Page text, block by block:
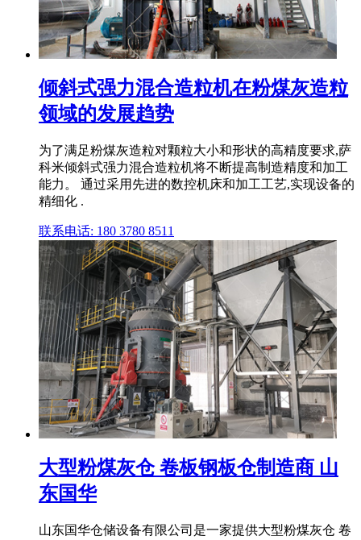
倾斜式强力混合造粒机在粉煤灰造粒
领域的发展趋势
为了满足粉煤灰造粒对颗粒大小和形状的高精度要求,萨
科米倾斜式强力混合造粒机将不断提高制造精度和加工
能力。 通过采用先进的数控机床和加工工艺,实现设备的
精细化 .
联系电话: 180 3780 8511
大型粉煤灰仓 卷板钢板仓制造商 山
东国华
山东国华仓储设备有限公司是一家提供大型粉煤灰仓 卷